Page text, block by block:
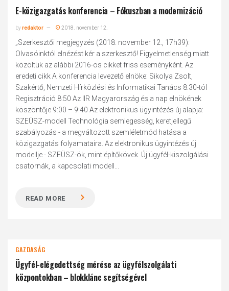
E-közigazgatás konferencia – Fókuszban a modernizáció
byredaktor 2018. november 12.
„Szerkesztői megjegyzés (2018. november 12., 17h39):
Olvasóinktól elnézést kér a szerkesztő! Figyelmetlenség miatt
közöltük az alábbi 2016-os cikket friss eseményként. Az
eredeti cikk A konferencia levezető elnöke: Sikolya Zsolt,
Szakértő, Nemzeti Hírközlési és Informatikai Tanács 8:30-tól
Regisztráció 8:50 Az IIR Magyarország és a nap elnökének
köszöntője 9:00 – 9:40 Az elektronikus ügyintézés új alapja:
SZEÜSZ-modell Technológia semlegesség, keretjellegű
szabályozás - a megváltozott szemléletmód hatása a
közigazgatás folyamataira. Az elektronikus ügyintézés új
modellje - SZEÜSZ-ök, mint építőkövek. Új ügyfél-kiszolgálási
csatornák, a kapcsolati modell...
READ MORE
GAZDASÁG
Ügyfél-elégedettség mérése az ügyfélszolgálati
központokban – blokklánc segítségével